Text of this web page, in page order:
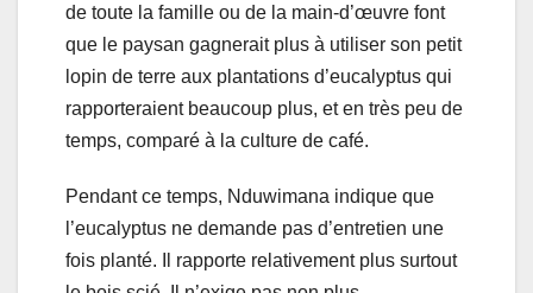
de toute la famille ou de la main-d’œuvre font
que le paysan gagnerait plus à utiliser son petit
lopin de terre aux plantations d’eucalyptus qui
rapporteraient beaucoup plus, et en très peu de
temps, comparé à la culture de café.
Pendant ce temps, Nduwimana indique que
l’eucalyptus ne demande pas d’entretien une
fois planté. Il rapporte relativement plus surtout